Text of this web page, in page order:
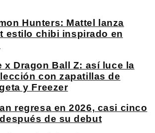
Hunters: Mattel lanza
estilo chibi inspirado en
x Dragon Ball Z: así luce la
con zapatillas de
y Freezer
regresa en 2026, casi cinco
de su debut